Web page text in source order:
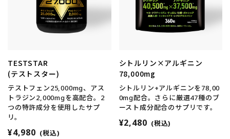
TESTSTAR
(テストスター)
テストフェン25,000mg、アス
トラジン2,000mgを高配合。2
つの特許成分を使用したサプ
リ。
¥4,980 (税込)
シトルリン×アルギニン
78,000mg
シトルリン+アルギニンを78,00
0mg配合。さらに厳選47種のブ
ースト成分配合のサプリです。
¥2,480 (税込)